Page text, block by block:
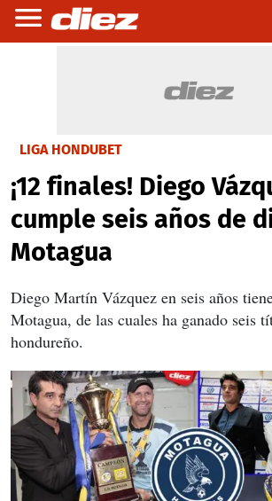
LIGA HONDUBET
¡12 finales! Diego
cumple seis años de
Motagua
Diego Martín Vázquez en seis años
Motagua, de las cuales ha ganado seis
hondureño.